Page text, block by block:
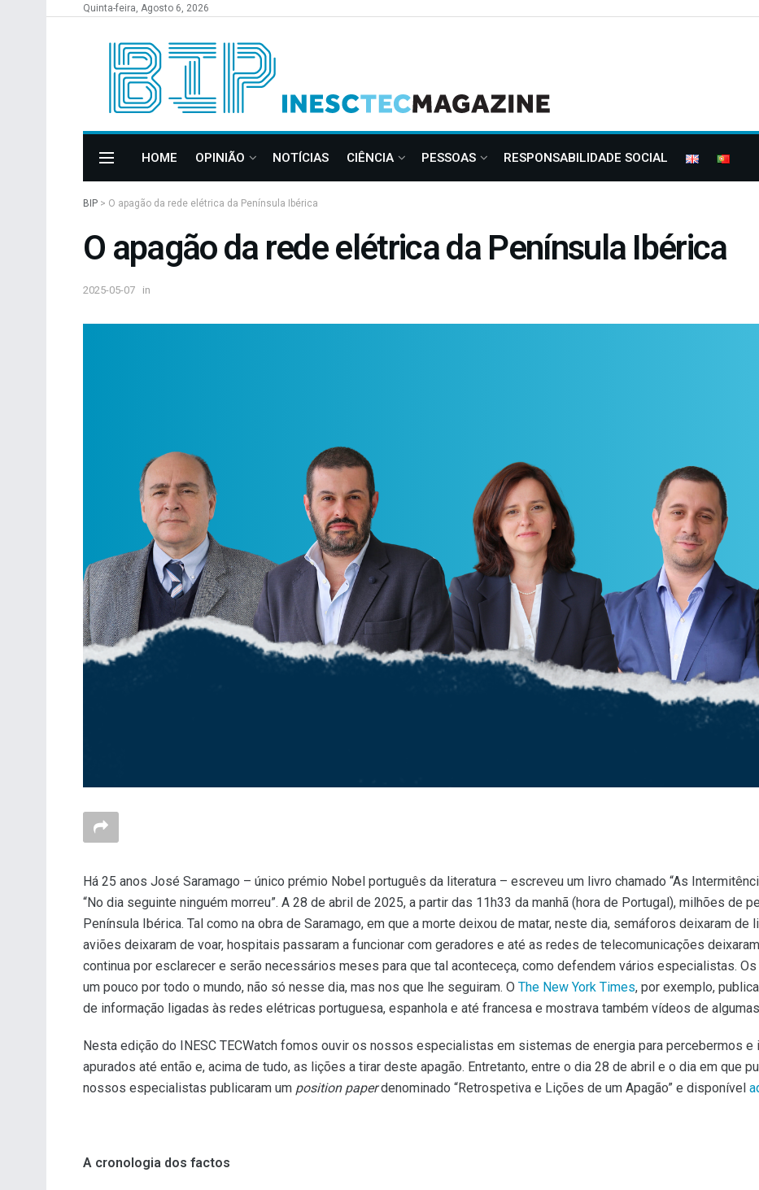
Quinta-feira, Agosto 6, 2026
HOME OPINIÃO NOTÍCIAS CIÊNCIA PESSOAS RESPONSABILIDADE SOCIAL
BIP > O apagão da rede elétrica da Península Ibérica
O apagão da rede elétrica da Península Ibérica
2025-05-07 in
Há 25 anos José Saramago – único prémio Nobel português da literatura – escreveu um livro chamado “As
“No dia seguinte ninguém morreu”. A 28 de abril de 2025, a partir das 11h33 da manhã (hora de Portugal), milhões de
Península Ibérica. Tal como na obra de Saramago, em que a morte deixou de matar, neste dia, semáforos deixaram de
aviões deixaram de voar, hospitais passaram a funcionar com geradores e até as redes de telecomunicações
continua por esclarecer e serão necessários meses para que tal aconteceça, como defendem vários especialistas.
um pouco por todo o mundo, não só nesse dia, mas nos que lhe seguiram. O The New York Times, por exemplo,
de informação ligadas às redes elétricas portuguesa, espanhola e até francesa e mostrava também vídeos de
Nesta edição do INESC TECWatch fomos ouvir os nossos especialistas em sistemas de energia para percebermos
apurados até então e, acima de tudo, as lições a tirar deste apagão. Entretanto, entre o dia 28 de abril e o dia em que
nossos especialistas publicaram um position paperdenominado “Retrospetiva e Lições de um Apagão” e disponível
A cronologia dos factos